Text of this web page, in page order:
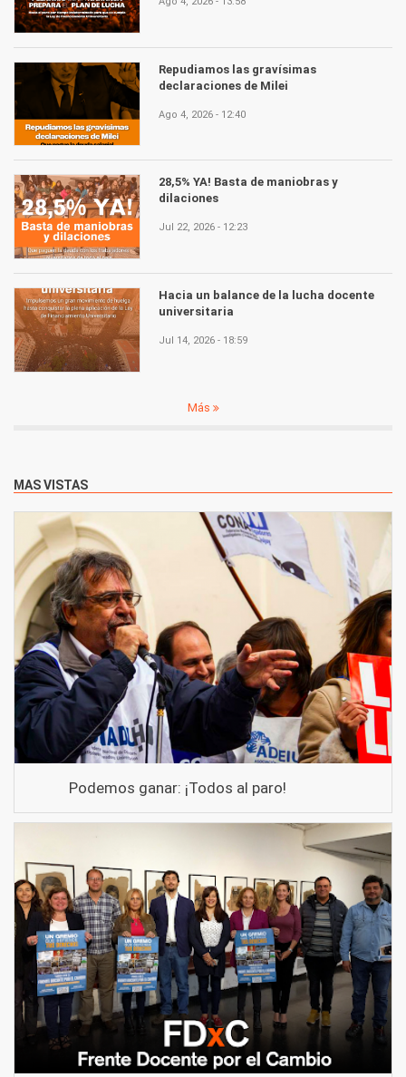
Repudiamos las gravísimas
declaraciones de Milei
Ago 4, 2026 - 12:40
28,5% YA! Basta de maniobras y
dilaciones
Jul 22, 2026 - 12:23
Hacia un balance de la lucha docente
universitaria
Jul 14, 2026 - 18:59
Más
MAS VISTAS
Podemos ganar: ¡Todos al paro!